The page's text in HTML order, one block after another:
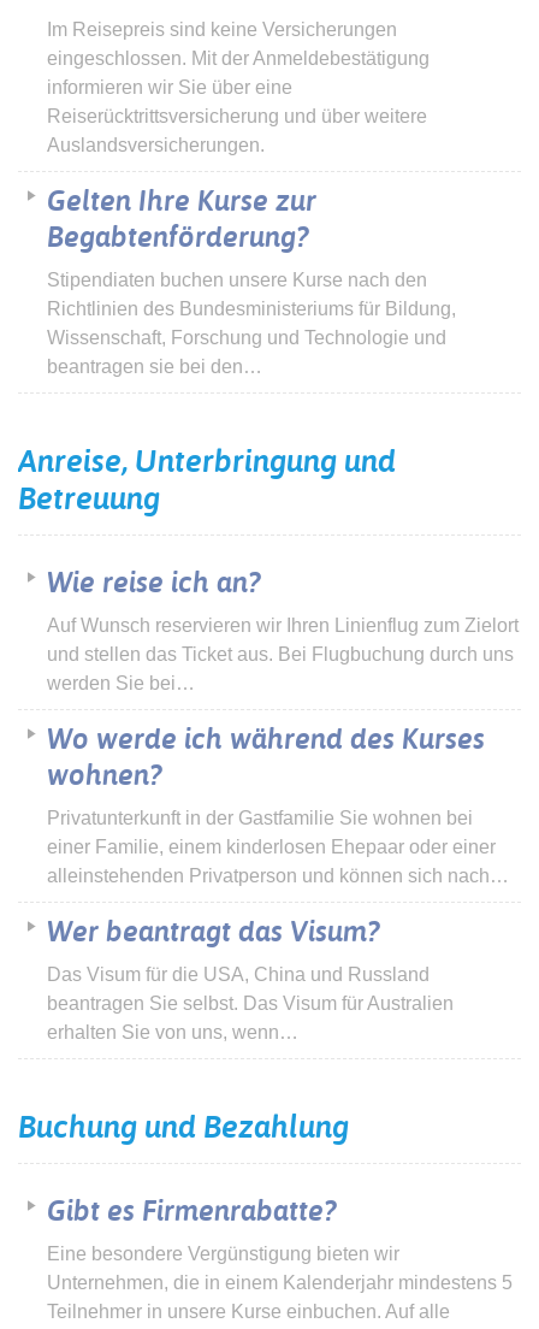
Im Reisepreis sind keine Versicherungen
eingeschlossen. Mit der Anmeldebestätigung
informieren wir Sie über eine
Reiserücktrittsversicherung und über weitere
Auslandsversicherungen.
Gelten Ihre Kurse zur
Begabtenförderung?
Stipendiaten buchen unsere Kurse nach den
Richtlinien des Bundesministeriums für Bildung,
Wissenschaft, Forschung und Technologie und
beantragen sie bei den…
Anreise, Unterbringung und
Betreuung
Wie reise ich an?
Auf Wunsch reservieren wir Ihren Linienflug zum Zielort
und stellen das Ticket aus. Bei Flugbuchung durch uns
werden Sie bei…
Wo werde ich während des Kurses
wohnen?
Privatunterkunft in der Gastfamilie Sie wohnen bei
einer Familie, einem kinderlosen Ehepaar oder einer
alleinstehenden Privatperson und können sich nach…
Wer beantragt das Visum?
Das Visum für die USA, China und Russland
beantragen Sie selbst. Das Visum für Australien
erhalten Sie von uns, wenn…
Buchung und Bezahlung
Gibt es Firmenrabatte?
Eine besondere Vergünstigung bieten wir
Unternehmen, die in einem Kalenderjahr mindestens 5
Teilnehmer in unsere Kurse einbuchen. Auf alle